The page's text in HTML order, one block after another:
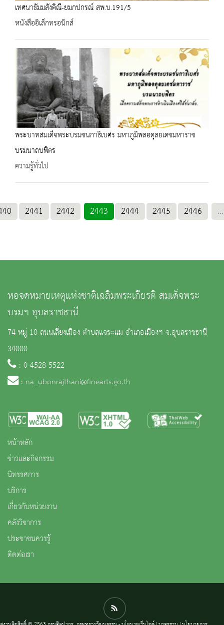
เทศนาธัมมสังคิณี-ยมกปกรณ์ สพ.บ.191/5
หนังสืออิเล็กทรอนิกส์
พระบาทสมเด็จพระบรมชนกาธิเบศร มหาภูมิพลอดุลยเดชมหาราช
บรมนาถบพิตร
ความรู้ทั่วไป
2441 2442 2443 2444 2445 2446 ...
หอจดหมายเหตุแห่งชาติเฉลิมพระเกียรติ สมเด็จพระ
บรมฯ อุบลราชธานี
74 หมู่ 10 ถนนเลี่ยงเมือง ตำบลแจระแม อำเภอเมืองฯ จ.อุบลราชธานี
34000
: 0-4528-5522
: na_ubonrajthani@finearts.go.th
หน้าหลัก
ข่าวและกิจกรรม
นิทรรศการ
บริการ
เกี่ยวกับหน่วยงาน
คลังวิชาการ
ประชาชนควรรู้
ติดต่อเรา